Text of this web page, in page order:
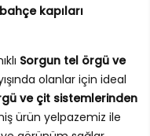
kapıları
Sorgun tel örgü ve
olanlar için ideal
ve çit sistemlerinden
ürün yelpazemiz ile